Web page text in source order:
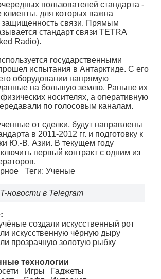
пользователей стандарта -
клиенты, для которых важна
защищенность связи. Прямым
стандарт связи TETRA
Radio).
государственными
испытания в Антарктиде. С его
оборудовании напрямую
на большую землю. Раньше их
носителях, а оперативную
по голосовым каналам.
от сделки, будут направлены
в 2011-2012 гг. и подготовку к
Ю.-В. Азии. В текущем году
первый контракт с одним из
Теги:Ученые
новости в Telegram
создали искусственный рот
искусственную чёрную дыру
прозрачную золотую рыбку
технологии
Игры
Гаджеты